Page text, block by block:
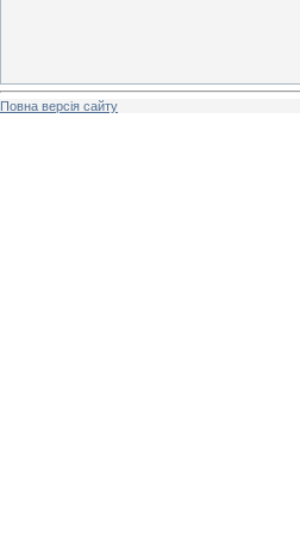
Повна версія сайту